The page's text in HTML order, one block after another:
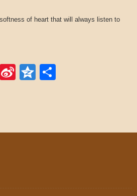
of heart that will always listen to
Twitter
SinaQzone